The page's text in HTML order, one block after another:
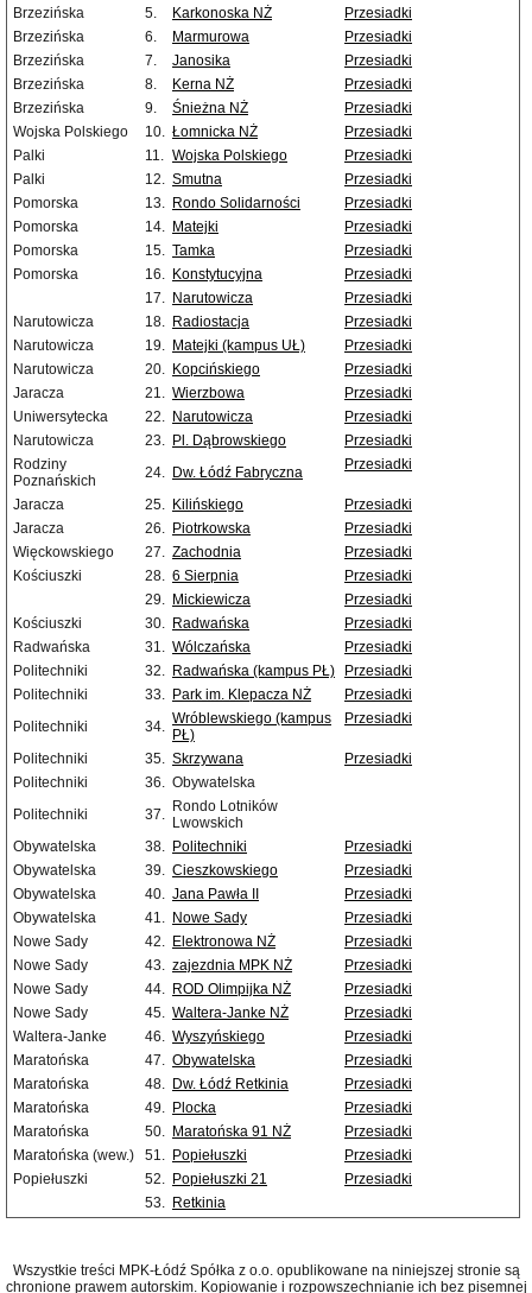
Brzezińska
5. Karkonoska NŻ
Przesiadki
Brzezińska
6. Marmurowa
Przesiadki
Brzezińska
7. Janosika
Przesiadki
Brzezińska
8. Kerna NŻ
Przesiadki
Brzezińska
9. Śnieżna NŻ
Przesiadki
Wojska Polskiego
10. Łomnicka NŻ
Przesiadki
Palki
11. Wojska Polskiego
Przesiadki
Palki
12. Smutna
Przesiadki
Pomorska
13. Rondo Solidarności
Przesiadki
Pomorska
14. Matejki
Przesiadki
Pomorska
15. Tamka
Przesiadki
Pomorska
16. Konstytucyjna
Przesiadki
17. Narutowicza
Przesiadki
Narutowicza
18. Radiostacja
Przesiadki
Narutowicza
19. Matejki (kampus UŁ)
Przesiadki
Narutowicza
20. Kopcińskiego
Przesiadki
Jaracza
21. Wierzbowa
Przesiadki
Uniwersytecka
22. Narutowicza
Przesiadki
Narutowicza
23. Pl. Dąbrowskiego
Przesiadki
Rodziny
Poznańskich
24. Dw. Łódź Fabryczna Przesiadki
Jaracza 25. Kilińskiego
Przesiadki
Jaracza
26. Piotrkowska
Przesiadki
Więckowskiego
27. Zachodnia
Przesiadki
Kościuszki
28. 6 Sierpnia
Przesiadki
29. Mickiewicza
Przesiadki
Kościuszki
30. Radwańska
Przesiadki
Radwańska
31. Wólczańska
Przesiadki
Politechniki
32. Radwańska (kampus PŁ)
Przesiadki
Politechniki
33. Park im. Klepacza NŻ
Przesiadki
Politechniki
34. Wróblewskiego (kampus
PŁ)
Przesiadki
Politechniki 35. Skrzywana
Przesiadki
Politechniki
36. Obywatelska
Politechniki
37. Rondo Lotników
Lwowskich
Obywatelska
38. Politechniki
Przesiadki
Obywatelska
39. Cieszkowskiego
Przesiadki
Obywatelska
40. Jana Pawła II
Przesiadki
Obywatelska
41. Nowe Sady
Przesiadki
Nowe Sady
42. Elektronowa NŻ
Przesiadki
Nowe Sady
43. zajezdnia MPK NŻ
Przesiadki
Nowe Sady
44. ROD Olimpijka NŻ
Przesiadki
Nowe Sady
45. Waltera-Janke NŻ
Przesiadki
Waltera-Janke
46. Wyszyńskiego
Przesiadki
Maratońska
47. Obywatelska
Przesiadki
Maratońska
48. Dw. Łódź Retkinia
Przesiadki
Maratońska
49. Plocka
Przesiadki
Maratońska
50. Maratońska 91 NŻ
Przesiadki
Maratońska (wew.)
51. Popiełuszki
Przesiadki
Popiełuszki
52. Popiełuszki 21
Przesiadki
53. Retkinia
Wszystkie treści MPK-Łódź Spółka z o.o. opublikowane na niniejszej stronie są
chronione prawem autorskim. Kopiowanie i rozpowszechnianie ich bez pisemnej